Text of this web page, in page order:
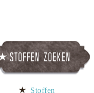
Stoffen zoeken
Stoffen